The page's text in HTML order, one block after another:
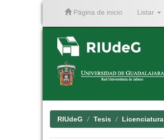
Página de inicio Listar
RIUdeG Tesis Licenciatura